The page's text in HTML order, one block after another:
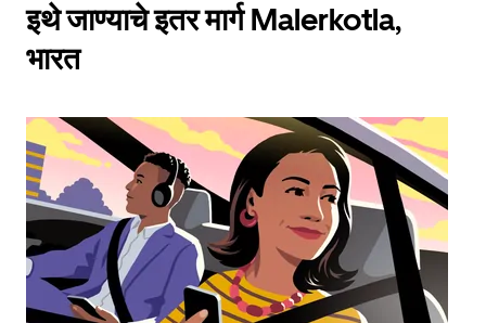
इथे जाण्याचे इतर मार्ग Malerkotla,
भारत